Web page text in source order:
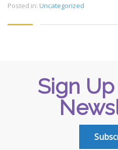
Posted in: Uncategorized
Sign